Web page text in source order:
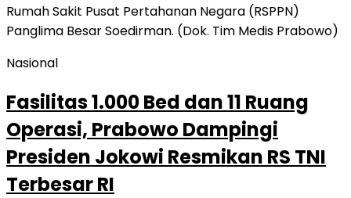
Nasional
Fasilitas 1.000 Bed dan 11 Ruang
Operasi, Prabowo Dampingi
Presiden Jokowi Resmikan RS TNI
Terbesar RI